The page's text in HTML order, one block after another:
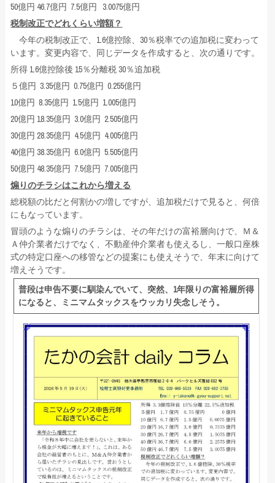
50億円 46.7億円 7.5億円 3.0075億円
税制改正でどれくらい増額？
今年の税制改正で、1.6億控除、30％税率での追加税に変わって
います。変更内容で、同じデータを作成すると、次の通りです。
所得 1.6億控除後 15％分離税 30％追加税
５億円 3.35億円 0.75億円 0.255億円
10億円 8.35億円 1.5億円 1.005億円
20億円 18.35億円 3.0億円 2.505億円
30億円 28.35億円 4.5億円 4.005億円
40億円 38.35億円 6.0億円 5.505億円
50億円 48.35億円 7.5億円 7.005億円
煽りのチラシはこれから増える
総税額の比だと何割かの増しですが、追加税だけで見ると、何倍
にもなっています。
冒頭のような煽りのチラシは、その年だけの富裕層向けで、Ｍ＆
Ａ仲介業者だけでなく、不動産仲介業者も使えるし、一般口座株
式の特定口座への移管などの提案にも使えそうで、年末に向けて
増えそうです。
普段は申告不要に馴染んでいて、突然、1年限りの富裕層所得
になると、ミニマムタックスをウッカリ失念しそう。